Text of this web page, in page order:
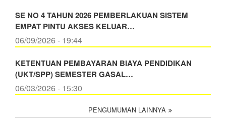
SE NO 4 TAHUN 2026 PEMBERLAKUAN SISTEM
EMPAT PINTU AKSES KELUAR…
06/09/2026 - 19:44
KETENTUAN PEMBAYARAN BIAYA PENDIDIKAN
(UKT/SPP) SEMESTER GASAL…
06/03/2026 - 15:30
PENGUMUMAN LAINNYA